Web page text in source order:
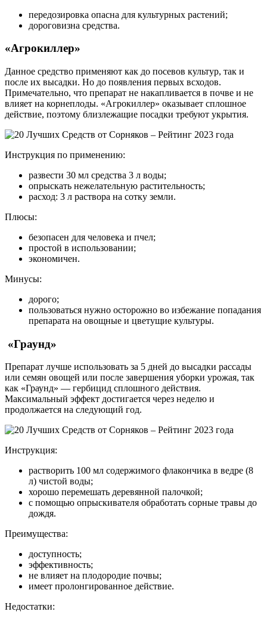
передозировка опасна для культурных растений;
дороговизна средства.
«Агрокиллер»
Данное средство применяют как до посевов культур, так и
после их высадки. Но до появления первых всходов.
Примечательно, что препарат не накапливается в почве и не
влияет на корнеплоды. «Агрокиллер» оказывает сплошное
действие, поэтому близлежащие посадки требуют укрытия.
Инструкция по применению:
развести 30 мл средства 3 л воды;
опрыскать нежелательную растительность;
расход: 3 л раствора на сотку земли.
Плюсы:
безопасен для человека и пчел;
простой в использовании;
экономичен.
Минусы:
дорого;
пользоваться нужно осторожно во избежание попадания
препарата на овощные и цветущие культуры.
«Граунд»
Препарат лучше использовать за 5 дней до высадки рассады
или семян овощей или после завершения уборки урожая, так
как «Граунд» — гербицид сплошного действия.
Максимальный эффект достигается через неделю и
продолжается на следующий год.
Инструкция:
растворить 100 мл содержимого флакончика в ведре (8
л) чистой воды;
хорошо перемешать деревянной палочкой;
с помощью опрыскивателя обработать сорные травы до
дождя.
Преимущества:
доступность;
эффективность;
не влияет на плодородие почвы;
имеет пролонгированное действие.
Недостатки: